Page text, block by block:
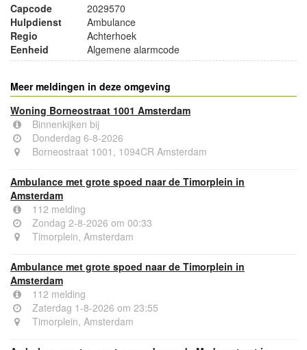
Capcode
2029570
Hulpdienst
Ambulance
Regio
Achterhoek
Eenheid
Algemene alarmcode
Meer meldingen in deze omgeving
Woning Borneostraat 1001 Amsterdam
Binnenkijken bij
Donderdag 6-8-2026
Borneostraat 1001, 1094CR Amsterdam
Ambulance met grote spoed naar de Timorplein in
Amsterdam
112 melding
Zondag 2-8-2026 om 00:33
Timorplein, Amsterdam
Ambulance met grote spoed naar de Timorplein in
Amsterdam
112 melding
Zaterdag 1-8-2026 om 23:55
Timorplein, Amsterdam